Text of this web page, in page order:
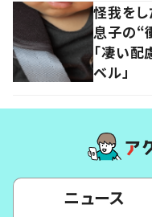
怪我をし
息子の“
「凄い配
ベル」
ニュース